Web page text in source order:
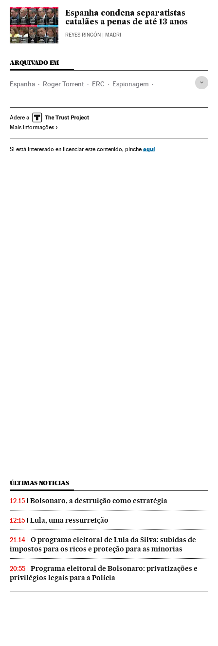
Espanha condena separatistas
catalães a penas de até 13 anos
REYES RINCÓN | MADRI
ARQUIVADO EM
Espanha Roger Torrent ERC Espionagem
Segurança internet Internet
Comunicações
Mobilidade Tecnologia Celular
Adere a
Mais informações
Si está interesado en licenciar este contenido, pinche aquí
ÚLTIMAS NOTICIAS
12:15 Bolsonaro, a destruição como estratégia
12:15 Lula, uma ressurreição
21:14
O programa eleitoral de Lula da Silva: subidas de
impostos para os ricos e proteção para as minorias
20:55
Programa eleitoral de Bolsonaro: privatizações e
privilégios legais para a Polícia